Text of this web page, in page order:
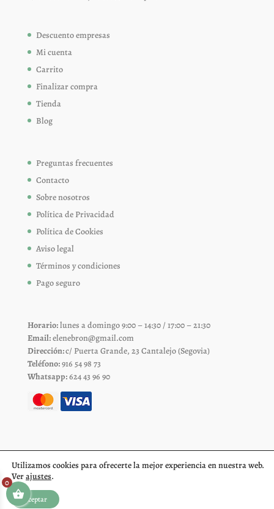
Descuento empresas
Mi cuenta
Carrito
Finalizar compra
Tienda
Blog
Preguntas frecuentes
Contacto
Sobre nosotros
Política de Privacidad
Política de Cookies
Aviso legal
Términos y condiciones
Pago seguro
Horario:lunes a domingo 9:00 – 14:30 / 17:00 – 21:30
Email:elenebron@gmail.com
Dirección:c/ Puerta Grande, 23 Cantalejo (Segovia)
Teléfono:916 54 98 73
Whatsapp:624 43 96 90
Utilizamos cookies para ofrecerte la mejor experiencia en nuestra web.
Verajustes.
Aceptar
0